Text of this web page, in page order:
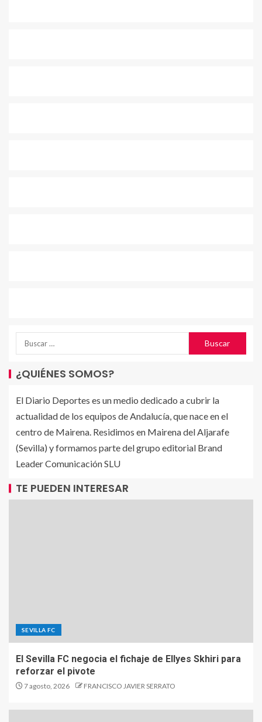
¿QUIÉNES SOMOS?
El Diario Deportes es un medio dedicado a cubrir la
actualidad de los equipos de Andalucía, que nace en el
centro de Mairena. Residimos en Mairena del Aljarafe
(Sevilla) y formamos parte del grupo editorial Brand
Leader Comunicación SLU
TE PUEDEN INTERESAR
SEVILLA FC
El Sevilla FC negocia el fichaje de Ellyes Skhiri para
reforzar el pivote
7 agosto, 2026 FRANCISCO JAVIER SERRATO